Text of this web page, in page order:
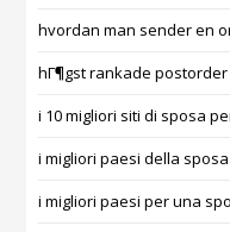
hvordan man sender en
hГ¶gst rankade
i 10 migliori siti di sposa
i migliori paesi della
i migliori paesi per una